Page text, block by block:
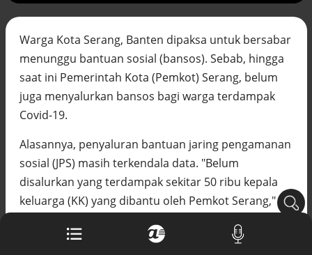
Warga Kota Serang, Banten dipaksa untuk bersabar
menunggu bantuan sosial (bansos). Sebab, hingga
saat ini Pemerintah Kota (Pemkot) Serang, belum
juga menyalurkan bansos bagi warga terdampak
Covid-19.
Alasannya, penyaluran bantuan jaring pengamanan
sosial (JPS) masih terkendala data. "Belum
disalurkan yang terdampak sekitar 50 ribu kepala
keluarga (KK) yang dibantu oleh Pemkot Serang,"
Poppy Nopriadi saat dikonfirmasi, Senin (27/4).
terhadap PMI di Malaysia
Alinea.id - Peristiwa
DPR minta penerbitan sertifikat pagar
laut diproses hukum
Alinea.id - Peristiwa
di Pilpres 2029?
Alinea.id - Politik
Pemprov Sultra klarifikasi isu PT GKP,
imbau masyarakat hormati proses
Alinea.id - Peristiwa